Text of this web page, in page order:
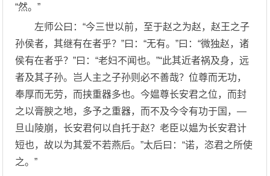
“然。”
左师公曰：“今三世以前，至于赵之为赵，赵王之子
孙侯者，其继有在者乎？”曰：“无有。”曰：“微独赵，诸
侯有在者乎？”曰：“老妇不闻也。”“此其近者祸及身，远
者及其子孙。岂人主之子孙则必不善哉？位尊而无功，
奉厚而无劳，而挟重器多也。今媪尊长安君之位，而封
之以膏腴之地，多予之重器，而不及今令有功于国，—
旦山陵崩，长安君何以自托于赵？老臣以媪为长安君计
短也，故以为其爱不若燕后。”太后曰：“诺，恣君之所使
之。”